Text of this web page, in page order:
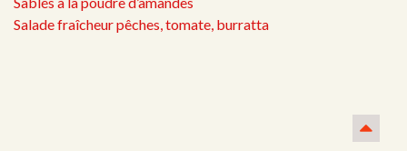
Salade fraîcheur pêches, tomate, burratta